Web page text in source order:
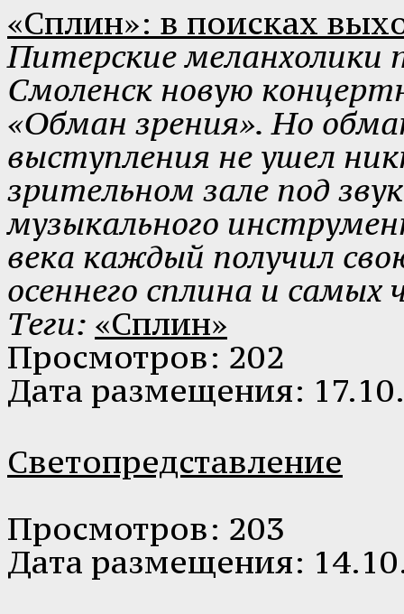
«Сплин»: в поисках
Питерские меланхолики
Смоленск новую
«Обман зрения». Но
выступления не ушел
зрительном зале под
музыкального
века каждый получил
осеннего сплина и
Теги: «Сплин»
Просмотров: 202
Дата размещения:
Светопредставление
Просмотров: 203
Дата размещения: